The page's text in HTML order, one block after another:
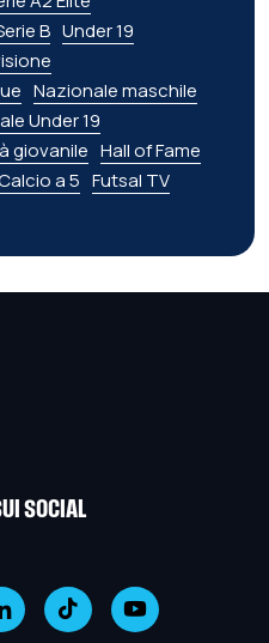
B Under 19
Nazionale maschile
Under 19
giovanile Hall of Fame
a 5 Futsal TV
SOCIAL